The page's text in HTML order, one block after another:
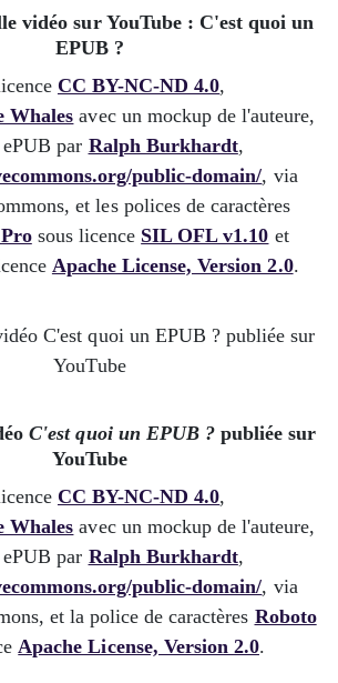
vidéo sur YouTube : C'est quoi un
EPUB ?
CC BY-NC-ND 4.0,
Whales avec un mockup de l'auteure,
par Ralph Burkhardt,
public-domain/, via
et les polices de caractères
sous licence SIL OFL v1.10 et
Apache License, Version 2.0.
C'est quoi un EPUB ?publiée sur
YouTube
CC BY-NC-ND 4.0,
Whales avec un mockup de l'auteure,
par Ralph Burkhardt,
public-domain/, via
et la police de caractères Roboto
Apache License, Version 2.0.